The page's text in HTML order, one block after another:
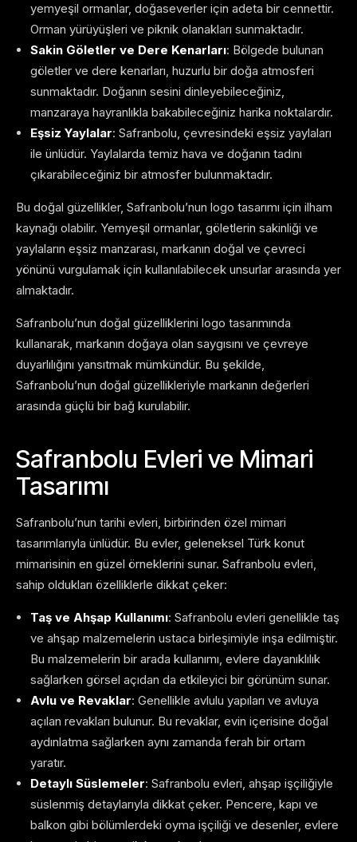
yemyeşil ormanlar, doğaseverler için adeta bir cennettir.
Orman yürüyüşleri ve piknik olanakları sunmaktadır.
Sakin Göletler ve Dere Kenarları: Bölgede bulunan
göletler ve dere kenarları, huzurlu bir doğa atmosferi
sunmaktadır. Doğanın sesini dinleyebileceğiniz,
manzaraya hayranlıkla bakabileceğiniz harika noktalardır.
Eşsiz Yaylalar: Safranbolu, çevresindeki eşsiz yaylaları
ile ünlüdür. Yaylalarda temiz hava ve doğanın tadını
çıkarabileceğiniz bir atmosfer bulunmaktadır.
Bu doğal güzellikler, Safranbolu’nun logo tasarımı için ilham
kaynağı olabilir. Yemyeşil ormanlar, göletlerin sakinliği ve
yaylaların eşsiz manzarası, markanın doğal ve çevreci
yönünü vurgulamak için kullanılabilecek unsurlar arasında yer
almaktadır.
Safranbolu’nun doğal güzelliklerini logo tasarımında
kullanarak, markanın doğaya olan saygısını ve çevreye
duyarlılığını yansıtmak mümkündür. Bu şekilde,
Safranbolu’nun doğal güzellikleriyle markanın değerleri
arasında güçlü bir bağ kurulabilir.
Safranbolu Evleri ve Mimari
Tasarımı
Safranbolu’nun tarihi evleri, birbirinden özel mimari
tasarımlarıyla ünlüdür. Bu evler, geleneksel Türk konut
mimarisinin en güzel örneklerini sunar. Safranbolu evleri,
sahip oldukları özelliklerle dikkat çeker:
Taş ve Ahşap Kullanımı: Safranbolu evleri genellikle taş
ve ahşap malzemelerin ustaca birleşimiyle inşa edilmiştir.
Bu malzemelerin bir arada kullanımı, evlere dayanıklılık
sağlarken görsel açıdan da etkileyici bir görünüm sunar.
Avlu ve Revaklar: Genellikle avlulu yapıları ve avluya
açılan revakları bulunur. Bu revaklar, evin içerisine doğal
aydınlatma sağlarken aynı zamanda ferah bir ortam
yaratır.
Detaylı Süslemeler: Safranbolu evleri, ahşap işçiliğiyle
süslenmiş detaylarıyla dikkat çeker. Pencere, kapı ve
balkon gibi bölümlerdeki oyma işçiliği ve desenler, evlere